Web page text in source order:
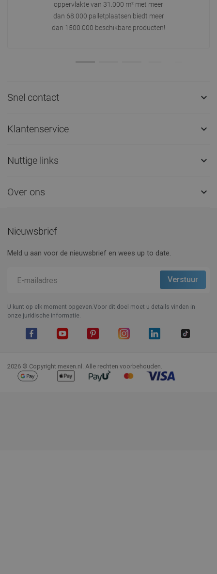
oppervlakte van 31.000 m² met meer
dan 68.000 palletplaatsen biedt meer
dan 1500.000 beschikbare producten!
Snel contact 
Klantenservice 
Nuttige links 
Over ons 
Nieuwsbrief
Meld u aan voor de nieuwsbrief en wees up to date.
U kunt op elk moment opgeven.Voor dit doel moet u details vinden in
onze juridische informatie.
2026 © Copyright mexen.nl. Alle rechten voorbehouden.